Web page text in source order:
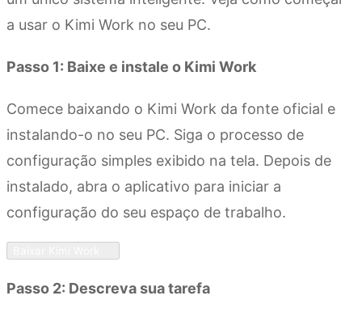
a usar o Kimi Work no seu PC.
Passo 1: Baixe e instale o Kimi Work
Comece baixando o Kimi Work da fonte oficial e
instalando-o no seu PC. Siga o processo de
configuração simples exibido na tela. Depois de
instalado, abra o aplicativo para iniciar a
configuração do seu espaço de trabalho.
Passo 2: Descreva sua tarefa